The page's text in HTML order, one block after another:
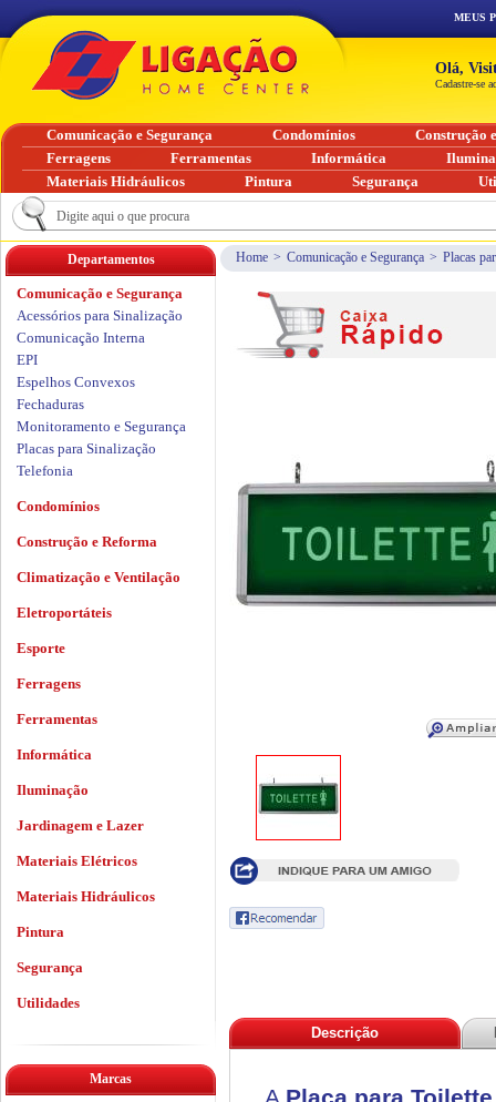
Home > Comunicação e Segurança > Placas
Descrição
Departamentos
Comunicação e Segurança
Acessórios para Sinalização
Comunicação Interna
EPI
Espelhos Convexos
Fechaduras
Monitoramento e Segurança
Placas para Sinalização
Telefonia
Condomínios
Construção e Reforma
Climatização e Ventilação
Eletroportáteis
Esporte
Ferragens
Ferramentas
Informática
Iluminação
Jardinagem e Lazer
Materiais Elétricos
Materiais Hidráulicos
Pintura
Segurança
Utilidades
Marcas
MEUS
Olá,
Cadastre-se
Comunicação e Segurança Condomínios
Construção
Ferragens
Ferramentas Informática
Materiais Hidráulicos
Pintura Segurança